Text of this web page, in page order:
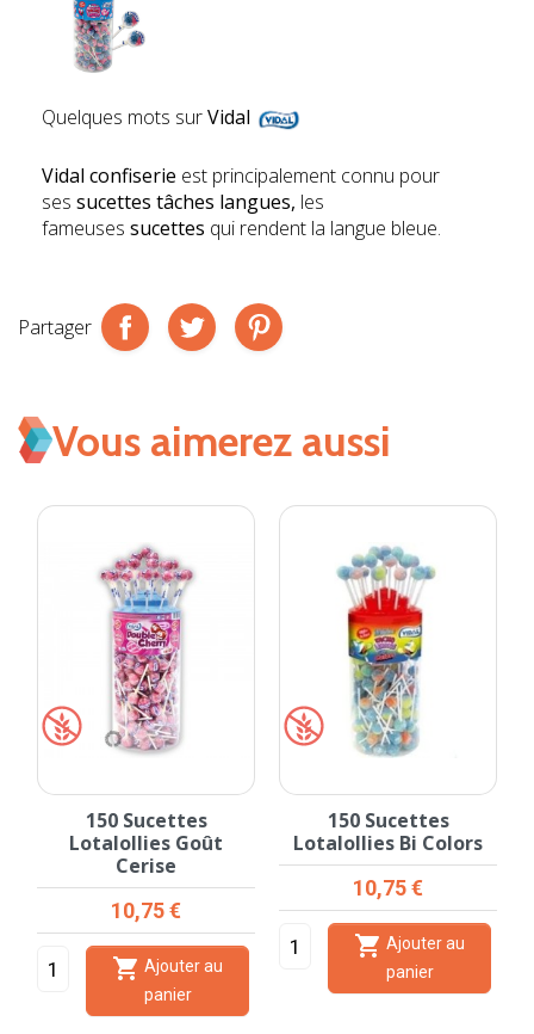
Quelques mots surVidal
Vidal confiserie est principalement connu pour
ses sucettes tâches langues, les
fameuses sucettes qui rendent la langue bleue.
Partager
Vous aimerez aussi
150 Sucettes
Lotalollies Goût
Cerise
Prix
10,75 €
 Ajouter au
panier
150 Sucettes
Lotalollies Bi Colors
Prix
10,75 €
 Ajouter au
panier